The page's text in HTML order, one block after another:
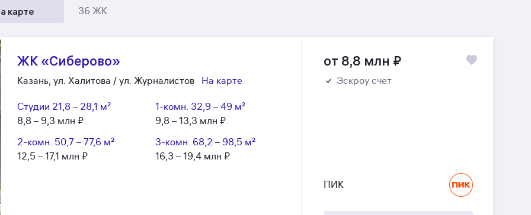
карте 36 ЖК
ЖК «Сиберово»
Казань, ул. Халитова / ул. Журналистов На карте
Студии 21,8 – 28,1 м²
8,8 – 9,3 млн ₽
1-комн. 32,9 – 49 м²
9,8 – 13,3 млн ₽
2-комн. 50,7 – 77,6 м²
12,5 – 17,1 млн ₽
3-комн. 68,2 – 98,5 м²
16,3 – 19,4 млн ₽
от 8,8 млн ₽
Эскроу счет
ПИК